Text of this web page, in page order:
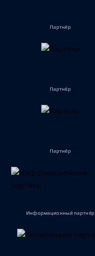
Партнёр
Партнёр
Партнёр
Информационный партнёр